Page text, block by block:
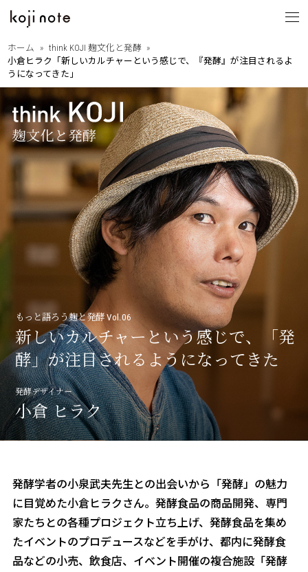
koji noteとは
from OITA
大分を巡る
・大分の歩きたくなる道
・相原正明フォトエッセイ
with PEOPLE
縁ある人たち
・大分ゆかりのあの人
・大分に暮らすということ
think KOJI
麹文化と発酵
・Dr.下田の新本格焼酎論
・もっと語ろう麹と発酵
・はじめての発酵食レシピ
・麹と発酵の基礎講座
by SANWA SHURUI
三和酒類の酒造り
about CCRN
麹プロジェクト
ホーム
think KOJI 麹文化と発酵
小倉ヒラク「新しいカルチャーという感じで、『発酵』が注目されるよ
うになってきた」
もっと語ろう麹と発酵 Vol.06
新しいカルチャーという感じで、
「発
酵」が注目されるようになってきた
発酵デザイナー
小倉 ヒラク
発酵学者の小泉武夫先生との出会いから「発酵」の魅力
に目覚めた小倉ヒラクさん。発酵食品の商品開発、専門
家たちとの各種プロジェクト立ち上げ、発酵食品を集め
たイベントのプロデュースなどを手がけ、都内に発酵食
品などの小売、飲食店、イベント開催の複合施設「発酵